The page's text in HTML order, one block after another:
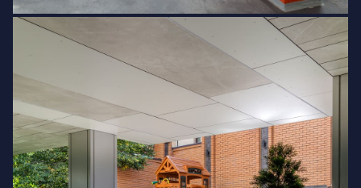
менше на побутові клопоти.
Придбати квартиру на Печерську
Дізнатися більше про можливості
придбання квартири на Печерську ви
можете після консультації з нашими
менеджерами відділу продажів за
адресою проспект Берестейський, 11